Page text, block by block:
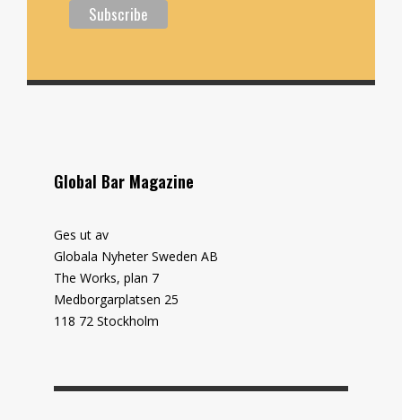
Global Bar Magazine
Ges ut av
Globala Nyheter Sweden AB
The Works, plan 7
Medborgarplatsen 25
118 72 Stockholm